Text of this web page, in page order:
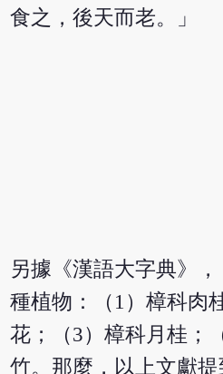
食之，後天而老。」
另據《漢語大字典》
種植物：（1）樟科肉
花；（3）樟科月桂；
竹。那麼，以上文獻提